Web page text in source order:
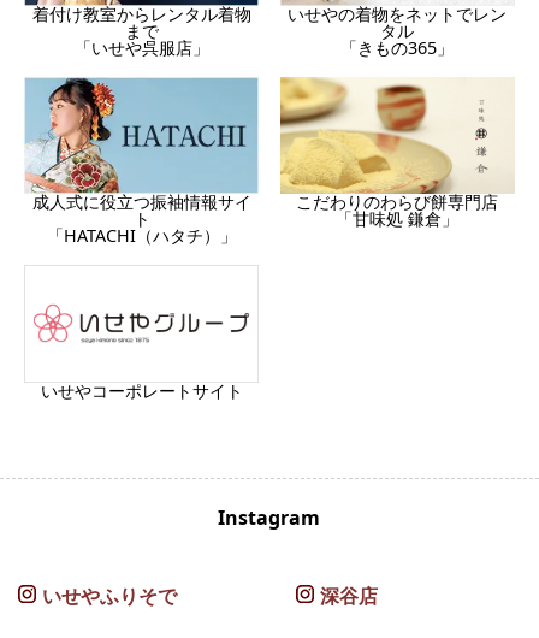
着付け教室からレンタル着物
まで
「いせや呉服店」
いせやの着物をネットでレン
タル
「きもの365」
成人式に役立つ振袖情報サイ
ト
「HATACHI（ハタチ）」
こだわりのわらび餅専門店
「甘味処 鎌倉」
いせやコーポレートサイト
Instagram
いせやふりそで 深谷店